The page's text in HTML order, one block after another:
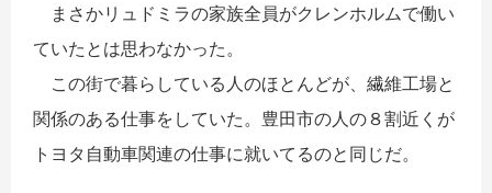
まさかリュドミラの家族全員がクレンホルムで働い
ていたとは思わなかった。
この街で暮らしている人のほとんどが、繊維工場と
関係のある仕事をしていた。豊田市の人の８割近くが
トヨタ自動車関連の仕事に就いてるのと同じだ。